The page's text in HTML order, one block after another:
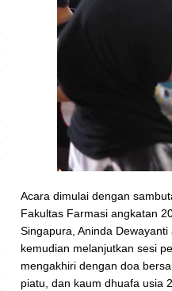
Acara dimulai dengan
Fakultas Farmasi angkatan
Singapura, Aninda
kemudian melanjutkan sesi
mengakhiri dengan doa
piatu, dan kaum dhuafa usia